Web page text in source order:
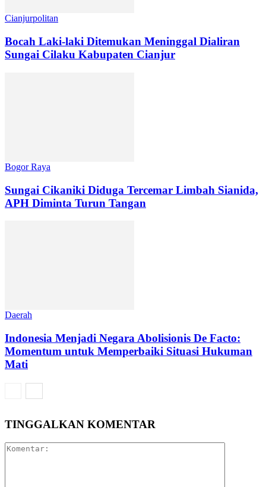
Cianjurpolitan
Bocah Laki-laki Ditemukan Meninggal Dialiran
Sungai Cilaku Kabupaten Cianjur
Bogor Raya
Sungai Cikaniki Diduga Tercemar Limbah Sianida,
APH Diminta Turun Tangan
Daerah
‎Indonesia Menjadi Negara Abolisionis De Facto:
Momentum untuk Memperbaiki Situasi Hukuman
Mati
TINGGALKAN KOMENTAR